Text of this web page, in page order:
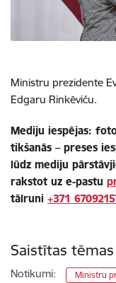
Ministru prezidente
Edgaru Rinkēviču.
Mediju iespējas:
tikšanās – preses
lūdz mediju
rakstot uz e-pastu
tālruni +371
Saistītas tēmas
Notikumi: Ministru